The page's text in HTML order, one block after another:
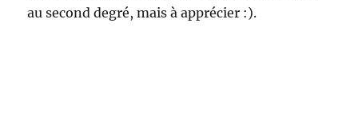
au second degré, mais à apprécier :).